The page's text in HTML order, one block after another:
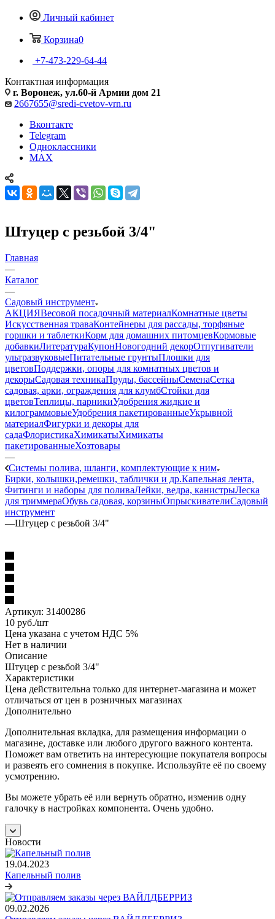
Личный кабинет
Корзина0
+7-473-229-64-44
Контактная информация
г. Воронеж, ул.60-й Армии дом 21
2667655@sredi-cvetov-vrn.ru
Вконтакте
Telegram
Одноклассники
MAX
Штуцер с резьбой 3/4"
Главная
—
Каталог
—
Садовый инструмент
АКЦИЯВесовой посадочный материалКомнатные цветы
Искусственная траваКонтейнеры для рассады, торфяные
горшки и таблеткиКорм для домашних питомцевКормовые
добавкиЛитератураКупонНовогодний декорОтпугиватели
ультразвуковыеПитательные грунтыПлошки для
цветовПоддержки, опоры для комнатных цветов и
декорыСадовая техникаПруды, бассейныСеменаСетка
садовая, арки, ограждения для клумбСтойки для
цветовТеплицы, парникиУдобрения жидкие и
килограммовыеУдобрения пакетированныеУкрывной
материалФигурки и декоры для
садаФлористикаХимикатыХимикаты
пакетированныеХозтовары
—
Системы полива, шланги, комплектующие к ним
Бирки, колышки,ремешки, таблички и др.Капельная лента,
Фитинги и наборы для поливаЛейки, ведра, канистрыЛеска
для триммераОбувь садовая, корзиныОпрыскивателиСадовый
инструмент
—Штуцер с резьбой 3/4"
Артикул: 31400286
10 руб./шт
Цена указана с учетом НДС 5%
Нет в наличии
Описание
Штуцер с резьбой 3/4"
Характеристики
Цена действительна только для интернет-магазина и может
отличаться от цен в розничных магазинах
Дополнительно
Дополнительная вкладка, для размещения информации о
магазине, доставке или любого другого важного контента.
Поможет вам ответить на интересующие покупателя вопросы
и развеять его сомнения в покупке. Используйте её по своему
усмотрению.
Вы можете убрать её или вернуть обратно, изменив одну
галочку в настройках компонента. Очень удобно.
Новости
19.04.2023
Капельный полив
09.02.2026